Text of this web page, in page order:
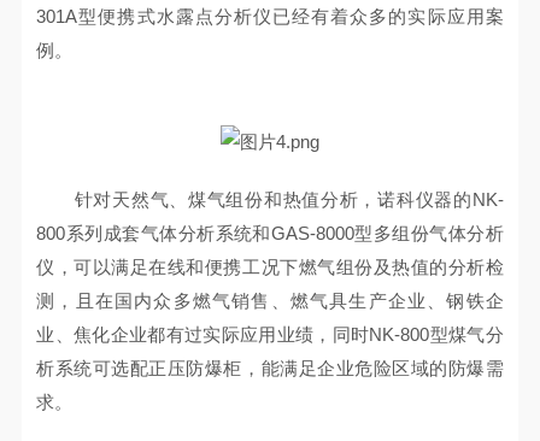
301A型便携式水露点分析仪已经有着众多的实际应用案
例。
针对天然气、煤气组份和热值分析，诺科仪器的NK-
800系列成套气体分析系统和GAS-8000型多组份气体分析
仪，可以满足在线和便携工况下燃气组份及热值的分析检
测，且在国内众多燃气销售、燃气具生产企业、钢铁企
业、焦化企业都有过实际应用业绩，同时NK-800型煤气分
析系统可选配正压防爆柜，能满足企业危险区域的防爆需
求。